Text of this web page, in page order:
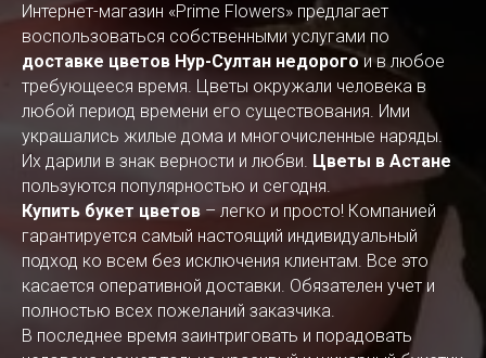
Интернет-магазин «Prime Flowers» предлагает
воспользоваться собственными услугами по
доставке цветов Нур-Султан недорогои в любое
требующееся время. Цветы окружали человека в
любой период времени его существования. Ими
украшались жилые дома и многочисленные наряды.
Их дарили в знак верности и любви. Цветы в Астане
пользуются популярностью и сегодня.
Купить букет цветов– легко и просто! Компанией
гарантируется самый настоящий индивидуальный
подход ко всем без исключения клиентам. Все это
касается оперативной доставки. Обязателен учет и
полностью всех пожеланий заказчика.
В последнее время заинтриговать и порадовать